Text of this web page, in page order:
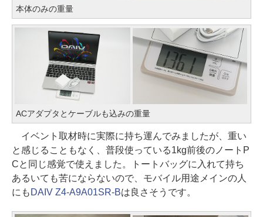
本体のみの重量
ACアダプタとケーブルも込みの重量
イベント取材時に実際に持ち運んでみましたが、重い
と感じることもなく、普段使っている1kg前後のノートP
Cと同じ感覚で使えました。トートバッグに入れて持ち
あるいても苦にならないので、モバイル用途メインの人
にも DAIV Z4-A9A01SR-Bは良さそうです。